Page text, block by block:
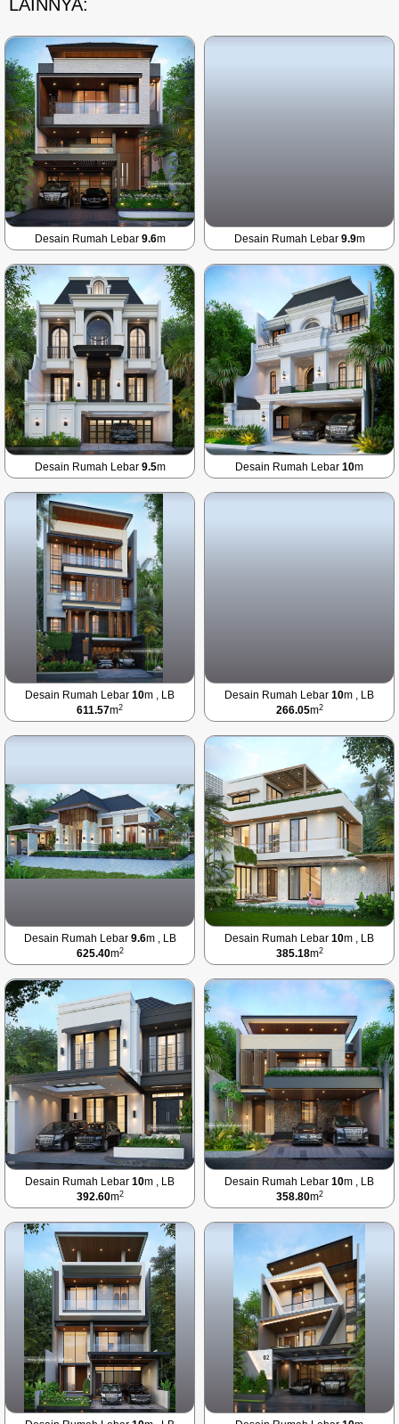
LAINNYA:
Desain Rumah Lebar 9.6m Desain Rumah Lebar 9.9m
Desain Rumah Lebar 9.5m Desain Rumah Lebar 10m
Desain Rumah Lebar 10m , LB
611.57m2
Desain Rumah Lebar 10m , LB
266.05m2
Desain Rumah Lebar 9.6m , LB
625.40m2
Desain Rumah Lebar 10m , LB
385.18m2
Desain Rumah Lebar 10m , LB
392.60m2
Desain Rumah Lebar 10m , LB
358.80m2